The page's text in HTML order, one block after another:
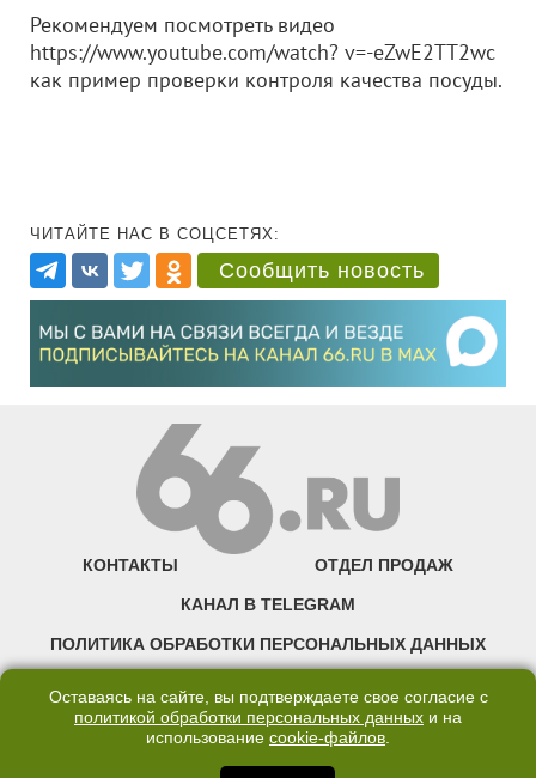
Рекомендуем посмотреть видео
https://www.youtube.com/watch? v=-eZwE2TT2wc
как пример проверки контроля качества посуды.
ЧИТАЙТЕ НАС В СОЦСЕТЯХ:
Сообщить новость
КОНТАКТЫ ОТДЕЛ ПРОДАЖ
КАНАЛ В TELEGRAM
ПОЛИТИКА ОБРАБОТКИ ПЕРСОНАЛЬНЫХ ДАННЫХ
©2007—2025 66.RU. Воспроизведение, сообщение, доведение до всеобщего
правообладателя запрещено. Сетевое издание «Современный портал
Оставаясь на сайте, вы подтверждаете свое согласие с
политикой обработки персональных данных и на
использование cookie-файлов.